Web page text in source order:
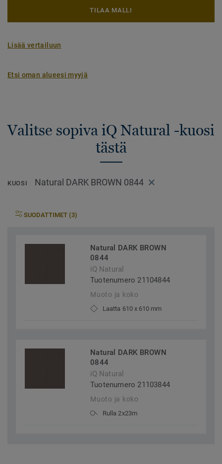
TILAA MALLI
Lisää vertailuun
Etsi oman alueesi myyjä
Valitse sopiva iQ Natural -kuosi
tästä
KUOSI Natural DARK BROWN 0844
SUODATTIMET (3)
Natural DARK BROWN
0844
iQ Natural
Tuotenumero 21104844
Muoto ja koko
Laatta 610 x 610 mm
Natural DARK BROWN
0844
iQ Natural
Tuotenumero 21103844
Muoto ja koko
Rulla 2x23m